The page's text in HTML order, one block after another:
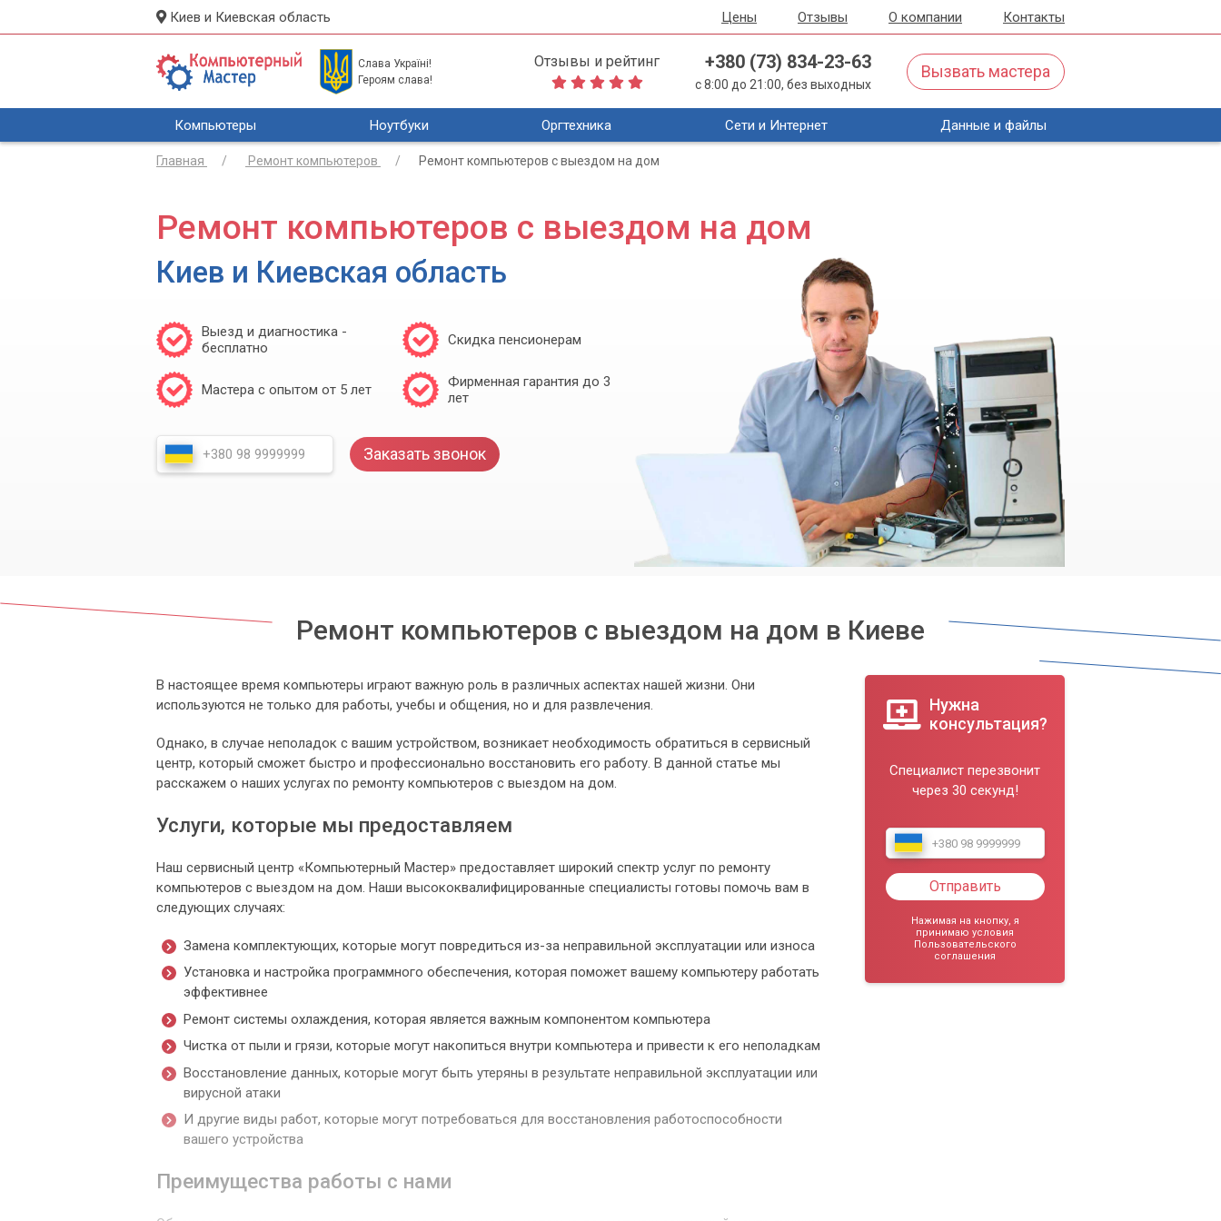
Киев и Киевская область Цены Отзывы О компании Контакты
Слава Україні!
Героям слава!
Отзывы и рейтинг +380 (73) 834-23-63
с 8:00 до 21:00, без выходных
Вызвать мастера
Компьютеры Ноутбуки Оргтехника Сети и Интернет Данные и файлы
Главная Ремонт компьютеров Ремонт компьютеров с выездом на дом
Ремонт компьютеров с выездом на дом
Киев и Киевская область
Выезд и диагностика -
бесплатно
Скидка пенсионерам
Мастера с опытом от 5 лет
Фирменная гарантия до 3
лет
Заказать звонок
Ремонт компьютеров с выездом на дом в Киеве
В настоящее время компьютеры играют важную роль в различных аспектах нашей жизни. Они
используются не только для работы, учебы и общения, но и для развлечения.
Однако, в случае неполадок с вашим устройством, возникает необходимость обратиться в сервисный
центр, который сможет быстро и профессионально восстановить его работу. В данной статье мы
расскажем о наших услугах по ремонту компьютеров с выездом на дом.
Услуги, которые мы предоставляем
Наш сервисный центр «Компьютерный Мастер» предоставляет широкий спектр услуг по ремонту
компьютеров с выездом на дом. Наши высококвалифицированные специалисты готовы помочь вам в
следующих случаях:
Замена комплектующих, которые могут повредиться из-за неправильной эксплуатации или износа
Установка и настройка программного обеспечения, которая поможет вашему компьютеру работать
эффективнее
Ремонт системы охлаждения, которая является важным компонентом компьютера
Чистка от пыли и грязи, которые могут накопиться внутри компьютера и привести к его неполадкам
Восстановление данных, которые могут быть утеряны в результате неправильной эксплуатации или
вирусной атаки
И другие виды работ, которые могут потребоваться для восстановления работоспособности
вашего устройства
Преимущества работы с нами
Нужна
консультация?
Специалист перезвонит
через 30 секунд!
Отправить
Нажимая на кнопку, я
принимаю условия
Пользовательского
соглашения